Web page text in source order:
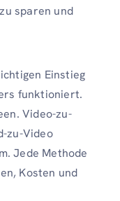
sparen und
Einstieg
funktioniert.
Video-zu-
zu-Video
Jede Methode
Kosten und